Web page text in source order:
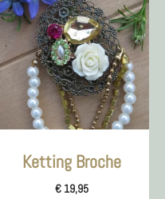
Ketting Broche
€ 19,95